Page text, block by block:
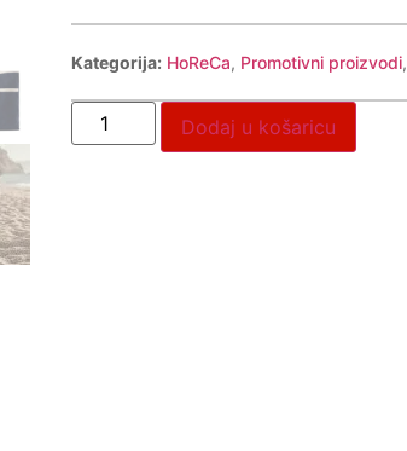
Kategorija: HoReCa, Promotivni proizvodi,
Dodaj u košaricu